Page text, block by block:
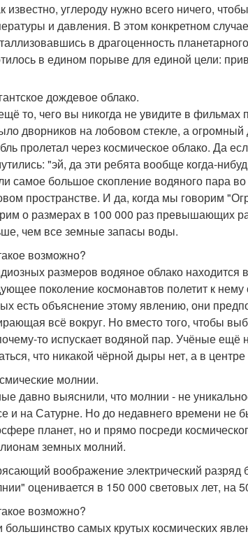
известно, углероду нужно всего ничего,
и давления. В этом конкретном
в драгоценность
в едином порыве для единой цели:
дождевое облако.
то, чего вы никогда не увидите в
дворников на лобовом стекле, а огромный
пролетал через космическое облако. Да
"эй, да эти ребята вообще когда-
самое большое скопление водяного пара
пространстве. И да, когда мы говорим
о размерах в 100 000 раз превышающих
чем все земные запасы воды.
возможно?
размеров водяное облако находится
поколение космонавтов полетит к
есть объяснение этому явлению, они
всё вокруг. Но вместо того, чтобы
то испускает водяной пар. Учёные ещё
что никакой чёрной дыры нет, а в
молнии.
давно выяснили, что молнии - не
и на Сатурне. Но до недавнего времени не
планет, но и прямо посреди
земных молний.
воображение электрический разряд
оценивается в 150 000 световых лет, на
возможно?
большинство самых крутых космических